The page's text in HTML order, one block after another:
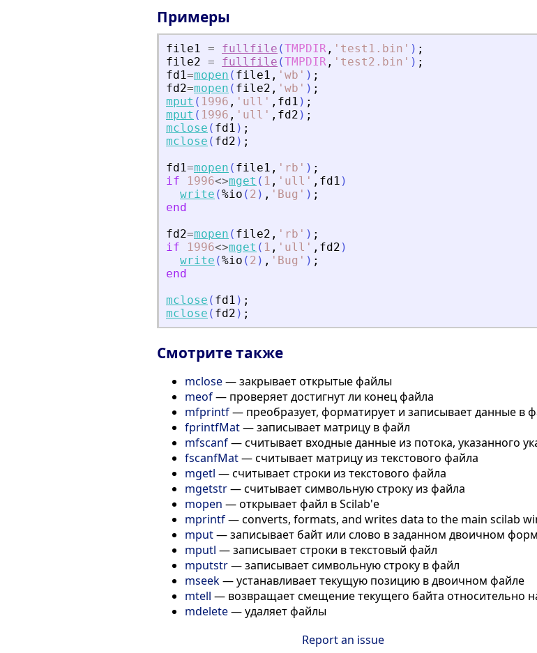
Примеры
file1 = fullfile (TMPDIR , ' test1.bin ' ) ;
file2 = fullfile (TMPDIR , ' test2.bin ' ) ;
fd1=mopen ( file1 , ' wb ' ) ;
fd2=mopen ( file2 , ' wb ' ) ;
mput ( 1996 , ' ull ' , fd1 ) ;
mput ( 1996 , ' ull ' , fd2 ) ;
mclose ( fd1 ) ;
mclose ( fd2 ) ;
fd1=mopen ( file1 , ' rb ' ) ;
if
1996<>mget ( 1 , ' ull ' , fd1 )
write (%io ( 2 ) , ' Bug ' ) ;
end
fd2=mopen ( file2 , ' rb ' ) ;
if
1996<>mget ( 1 , ' ull ' , fd2 )
write (%io ( 2 ) , ' Bug ' ) ;
end
mclose ( fd1 ) ;
mclose ( fd2 ) ;
Смотрите также
mclose— закрывает открытые файлы
meof— проверяет достигнут ли конец файла
mfprintf— преобразует, форматирует и записывает данные в
fprintfMat— записывает матрицу в файл
mfscanf— считывает входные данные из потока, указанного
fscanfMat— считывает матрицу из текстового файла
mgetl — считывает строки из текстового файла
mgetstr— считывает символьную строку из файла
mopen — открывает файл в Scilab'е
mprintf— converts, formats, and writes data to the main scilab
mput— записывает байт или слово в заданном двоичном
mputl — записывает строки в текстовый файл
mputstr— записывает символьную строку в файл
mseek— устанавливает текущую позицию в двоичном файле
mtell — возвращает смещение текущего байта относительно
mdelete— удаляет файлы
Report an issue